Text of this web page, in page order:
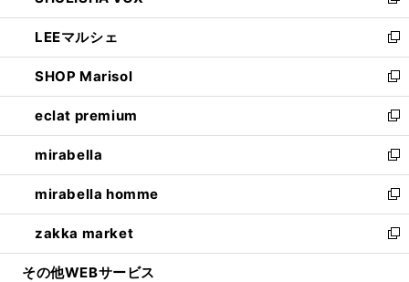
開
く
ウ
で
開
く
ン
ド
ウ
で
開
く
ウ
ィ
ン
ド
ウ
で
開
く
し
い
ウ
ィ
ン
ド
ウ
で
開
く
LEEマルシェ
新
し
い
ウ
ィ
ン
ド
ウ
で
開
く
SHOP Marisol
新
し
い
ウ
ィ
ン
ド
ウ
で
開
eclat premium
新
し
い
ウ
ィ
ン
ド
ウ
mirabella
新
し
い
ウ
ィ
ン
mirabella homme
新
し
い
ウ
zakka market
新
し
その他WEBサービス